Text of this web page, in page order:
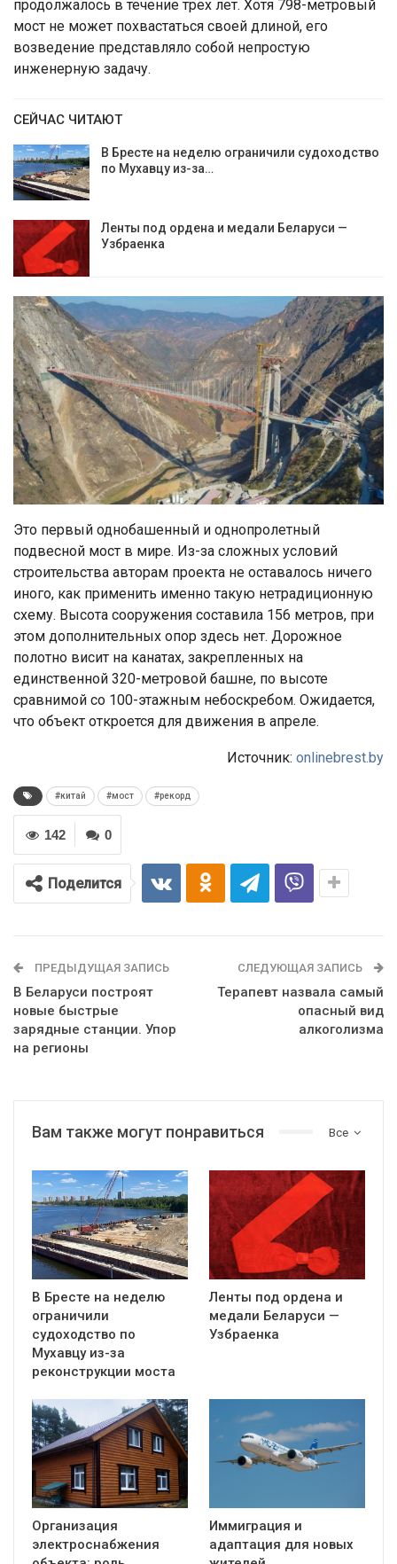
продолжалось в течение трех лет. Хотя 798-метровый
мост не может похвастаться своей длиной, его
возведение представляло собой непростую
инженерную задачу.
СЕЙЧАС ЧИТАЮТ
В Бресте на неделю ограничили судоходство
по Мухавцу из-за…
Ленты под ордена и медали Беларуси —
Узбраенка
Это первый однобашенный и однопролетный
подвесной мост в мире. Из-за сложных условий
строительства авторам проекта не оставалось ничего
иного, как применить именно такую нетрадиционную
схему. Высота сооружения составила 156 метров, при
этом дополнительных опор здесь нет. Дорожное
полотно висит на канатах, закрепленных на
единственной 320-метровой башне, по высоте
сравнимой со 100-этажным небоскребом. Ожидается,
что объект откроется для движения в апреле.
Источник: onlinebrest.by
#китай #мост #рекорд
0
142
Поделится
ПРЕДЫДУЩАЯ ЗАПИСЬ
В Беларуси построят
новые быстрые
зарядные станции. Упор
на регионы
СЛЕДУЮЩАЯ ЗАПИСЬ
Терапевт назвала самый
опасный вид
алкоголизма
Все
Вам также могут понравиться
В Бресте на неделю
ограничили
судоходство по
Мухавцу из-за
реконструкции моста
Ленты под ордена и
медали Беларуси —
Узбраенка
Организация
электроснабжения
Иммиграция и
адаптация для новых